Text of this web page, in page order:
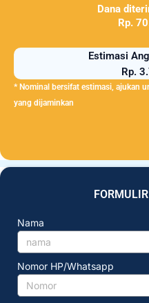
Dana
Rp.
Estimasi
Rp.
* Nominal bersifat estimasi, ajukan
yang dijaminkan
Nama
Nomor HP/Whatsapp